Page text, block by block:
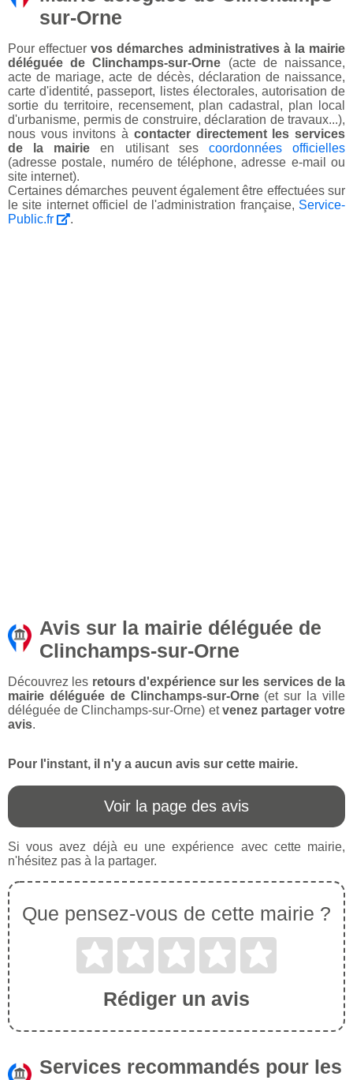
sur-Orne
Pour effectuervos démarches administratives à la mairie
déléguée de Clinchamps-sur-Orne (acte de naissance,
acte de mariage, acte de décès, déclaration de naissance,
carte d'identité, passeport, listes électorales, autorisation de
sortie du territoire, recensement, plan cadastral, plan local
d'urbanisme, permis de construire, déclaration de travaux...),
nous vous invitons à contacter directement les services
de la mairie en utilisant ses coordonnées officielles
(adresse postale, numéro de téléphone, adresse e-mail ou
site internet).
Certaines démarches peuvent également être effectuées sur
le site internet officiel de l'administration française, Service-
Public.fr
.
Avis sur la mairie déléguée de
Clinchamps-sur-Orne
Découvrez les retours d'expérience sur les services de la
mairie déléguée de Clinchamps-sur-Orne(et sur la ville
déléguée de Clinchamps-sur-Orne) etvenez partager votre
avis.
Pour l'instant, il n'y a aucun avis sur cette mairie.
Voir la page des avis
Si vous avez déjà eu une expérience avec cette mairie,
n'hésitez pas à la partager.
Que pensez-vous de cette mairie ?
Rédiger un avis
Services recommandés pour les